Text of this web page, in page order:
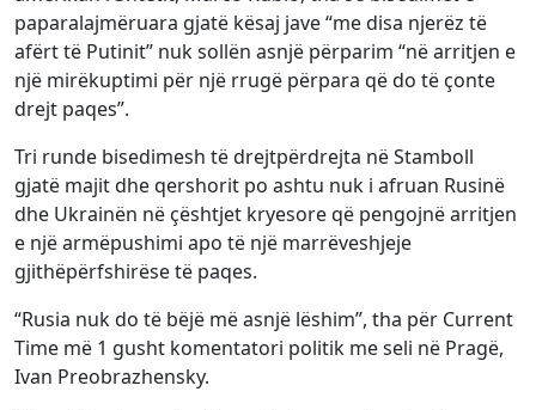
paparalajmëruara gjatë kësaj jave “me disa njerëz të
afërt të Putinit” nuk sollën asnjë përparim “në arritjen e
një mirëkuptimi për një rrugë përpara që do të çonte
drejt paqes”.
Tri runde bisedimesh të drejtpërdrejta në Stamboll
gjatë majit dhe qershorit po ashtu nuk i afruan Rusinë
dhe Ukrainën në çështjet kryesore që pengojnë arritjen
e një armëpushimi apo të një marrëveshjeje
gjithëpërfshirëse të paqes.
“Rusia nuk do të bëjë më asnjë lëshim”, tha për Current
Time më 1 gusht komentatori politik me seli në Pragë,
Ivan Preobrazhensky.